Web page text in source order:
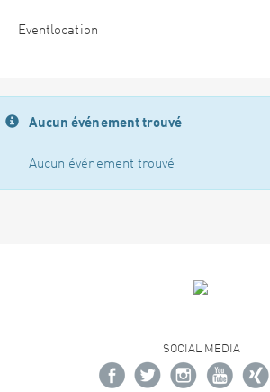
Eventlocation
Aucun événement trouvé
Aucun événement trouvé
SOCIAL MEDIA